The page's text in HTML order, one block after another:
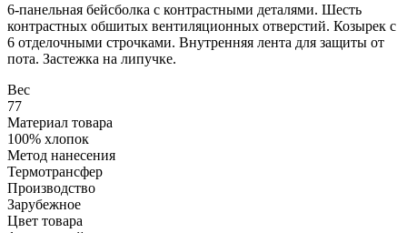
6-панельная бейсболка с контрастными деталями. Шесть
контрастных обшитых вентиляционных отверстий. Козырек с
6 отделочными строчками. Внутренняя лента для защиты от
пота. Застежка на липучке.
Вес
77
Материал товара
100% хлопок
Метод нанесения
Термотрансфер
Производство
Зарубежное
Цвет товара